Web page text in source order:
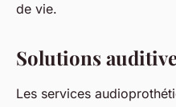
de vie.
Solutions
Les services